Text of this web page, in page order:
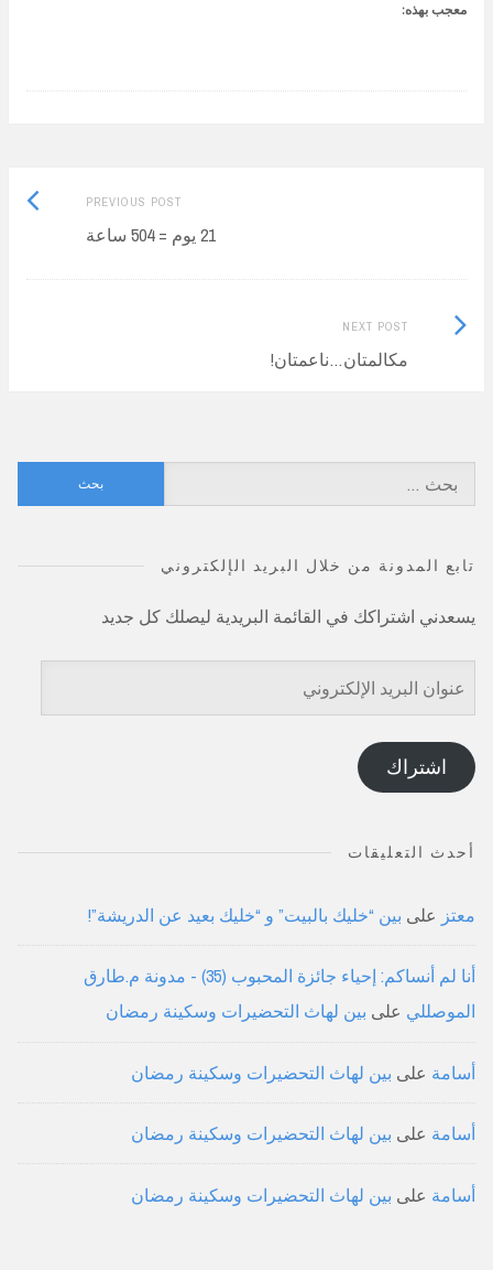
معجب بهذه:
PREVIOUS POST
Previous
21 يوم = 504 ساعة
NEXT POST
مكالمتان…ناعمتان!
Next
Post:
عن:
تابع المدونة من خلال البريد الإلكتروني
يسعدني اشتراكك في القائمة البريدية ليصلك كل جديد
عنوان
البريد
الإلكتروني
اشتراك
أحدث التعليقات
معتز على بين “خليك بالبيت” و “خليك بعيد عن الدريشة”!
أنا لم أنساكم: إحياء جائزة المحبوب (35) - مدونة م.طارق
الموصللي على بين لهاث التحضيرات وسكينة رمضان
أسامة على بين لهاث التحضيرات وسكينة رمضان
أسامة على بين لهاث التحضيرات وسكينة رمضان
أسامة على بين لهاث التحضيرات وسكينة رمضان